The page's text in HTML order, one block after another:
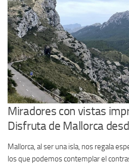
Miradores con vistas
Disfruta de Mallorca
Mallorca, al ser una isla, nos regala
los que podemos contemplar el